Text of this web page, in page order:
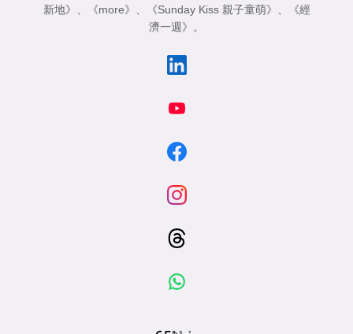
新地》 、 《more》 、 《Sunday Kiss 親子童萌》 、
《經
濟一週》 。